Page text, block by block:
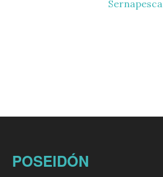
Sernapesca
POSEIDÓN